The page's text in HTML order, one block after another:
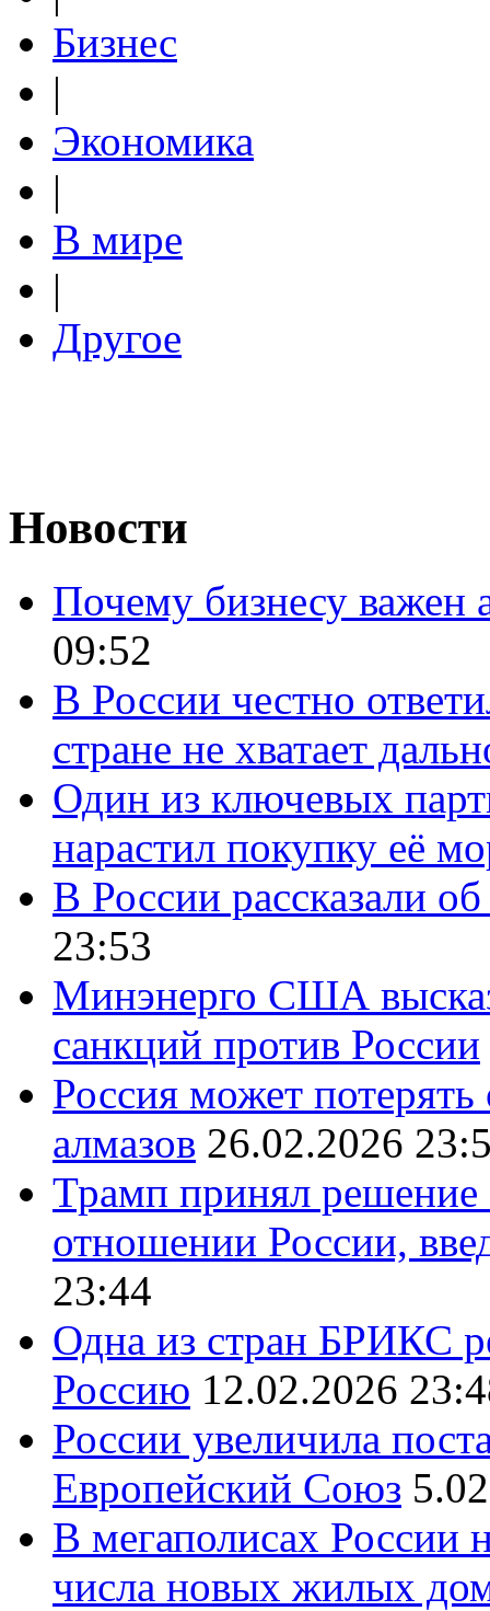
Бизнес
|
Экономика
|
В мире
|
Другое
Новости
Почему бизнесу важен
09:52
В России честно
стране не хватает
Один из ключевых
нарастил покупку её
В России рассказали
23:53
Минэнерго США
санкций против России
Россия может
алмазов 26.02.2026
Трамп принял решение
отношении России,
23:44
Одна из стран БРИКС
Россию 12.02.2026
России увеличила
Европейский Союз
В мегаполисах России
числа новых жилых